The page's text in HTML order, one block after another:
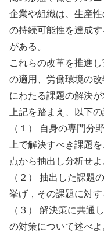
企業や組織は、生産
の持続可能性を達成
がある。
これらの改革を推進
の適用、労働環境の
にわたる課題の解決が
上記を踏まえ、以下
（１） 自身の専門分
上で解決すべき課題
点から抽出し分析せよ
（２） 抽出した課題
挙げ，その課題に対す
（３） 解決策に共通
の対策について述べよ